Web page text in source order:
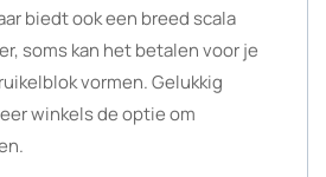
biedt ook een breed scala
soms kan het betalen voor je
vormen. Gelukkig
winkels de optie om